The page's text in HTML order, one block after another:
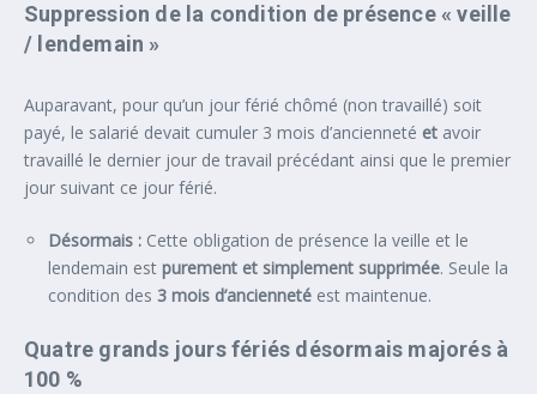
Suppression de la condition de présence « veille
/ lendemain »
Auparavant, pour qu’un jour férié chômé (non travaillé) soit
payé, le salarié devait cumuler 3 mois d’ancienneté et avoir
travaillé le dernier jour de travail précédant ainsi que le premier
jour suivant ce jour férié.
Désormais : Cette obligation de présence la veille et le
lendemain est purement et simplement supprimée. Seule la
condition des 3 mois d’ancienneté est maintenue.
Quatre grands jours fériés désormais majorés à
100 %